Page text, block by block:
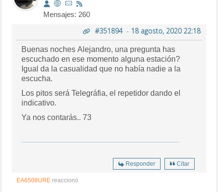
Mensajes: 260
#351894- 18 agosto, 2020 22:18
Buenas noches Alejandro, una pregunta has
escuchado en ese momento alguna estación?
Igual da la casualidad que no había nadie a la
escucha.
Los pitos será Telegráfia, el repetidor dando el
indicativo.
Ya nos contarás.. 73
Responder Citar
EA6508URE reaccionó